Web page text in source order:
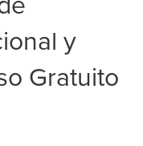
y
Gratuito